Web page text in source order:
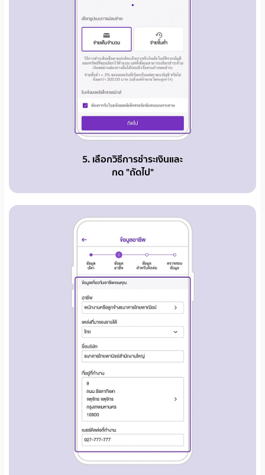
5. เลือกวิธีการชำระเงินและ
กด "ถัดไป"